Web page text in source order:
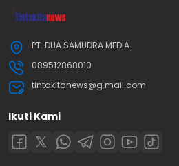
PT. DUA SAMUDRA MEDIA
089512868010
tintakitanews@g.mail.com
Ikuti Kami